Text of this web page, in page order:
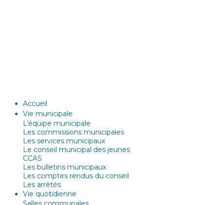
Accueil
Vie municipale
L’équipe municipale
Les commissions municipales
Les services municipaux
Le conseil municipal des jeunes
CCAS
Les bulletins municipaux
Les comptes rendus du conseil
Les arrêtés
Vie quotidienne